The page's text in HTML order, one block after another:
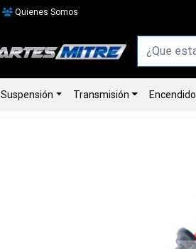
Quienes Somos
Suspensión Transmisión Encendido